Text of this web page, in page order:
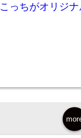
こっちがオリジナ